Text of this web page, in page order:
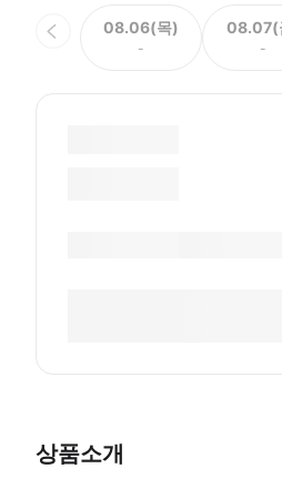
08.06(목)
-
08.07(
-
상품소개